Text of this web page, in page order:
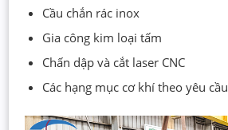
Cầu chắn rác inox
Gia công kim loại tấm
Chấn dập và cắt laser CNC
Các hạng mục cơ khí theo yêu cầu